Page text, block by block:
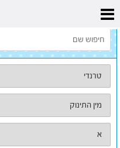
דף הבית